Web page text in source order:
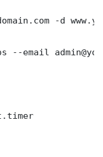
-d